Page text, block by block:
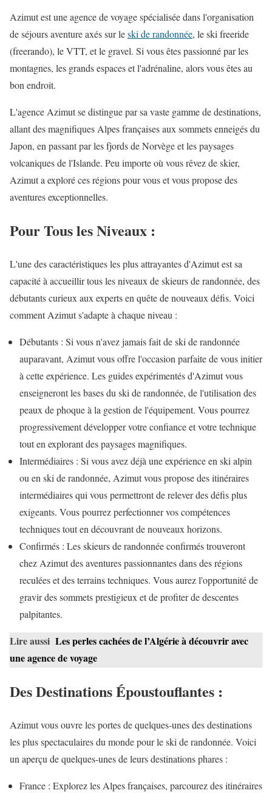
Azimut est une agence de voyage spécialisée dans l'organisation
de séjours aventure axés sur leski de randonnée, le ski freeride
(freerando), le VTT, et le gravel. Si vous êtes passionné par les
montagnes, les grands espaces et l'adrénaline, alors vous êtes au
bon endroit.
L'agence Azimut se distingue par sa vaste gamme de destinations,
allant des magnifiques Alpes françaises aux sommets enneigés du
Japon, en passant par les fjords de Norvège et les paysages
volcaniques de l'Islande. Peu importe où vous rêvez de skier,
Azimut a exploré ces régions pour vous et vous propose des
aventures exceptionnelles.
Pour Tous les Niveaux :
L'une des caractéristiques les plus attrayantes d'Azimut est sa
capacité à accueillir tous les niveaux de skieurs de randonnée, des
débutants curieux aux experts en quête de nouveaux défis. Voici
comment Azimut s'adapte à chaque niveau :
Débutants : Si vous n'avez jamais fait de ski de randonnée
auparavant, Azimut vous offre l'occasion parfaite de vous initier
à cette expérience. Les guides expérimentés d'Azimut vous
enseigneront les bases du ski de randonnée, de l'utilisation des
peaux de phoque à la gestion de l'équipement. Vous pourrez
progressivement développer votre confiance et votre technique
tout en explorant des paysages magnifiques.
Intermédiaires : Si vous avez déjà une expérience en ski alpin
ou en ski de randonnée, Azimut vous propose des itinéraires
intermédiaires qui vous permettront de relever des défis plus
exigeants. Vous pourrez perfectionner vos compétences
techniques tout en découvrant de nouveaux horizons.
Confirmés : Les skieurs de randonnée confirmés trouveront
chez Azimut des aventures passionnantes dans des régions
reculées et des terrains techniques. Vous aurez l'opportunité de
gravir des sommets prestigieux et de profiter de descentes
palpitantes.
Lire aussi Les perles cachées de l’Algérie à découvrir avec
une agence de voyage
Des Destinations Époustouflantes :
Azimut vous ouvre les portes de quelques-unes des destinations
les plus spectaculaires du monde pour le ski de randonnée. Voici
un aperçu de quelques-unes de leurs destinations phares :
France : Explorez les Alpes françaises, parcourez des itinéraires